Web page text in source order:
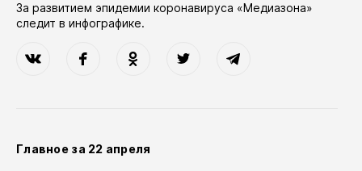
За развитием эпидемии коронавируса «Медиазона»
следит в инфографике.
Главное за 22 апреля